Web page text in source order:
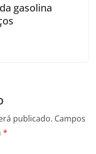
gasolina
publicado. Campos
*